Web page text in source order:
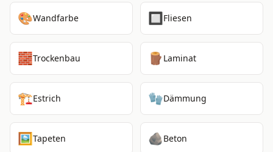
🎨Wandfarbe 🔲 Fliesen
🧱Trockenbau 🪵 Laminat
🏗️Estrich 🧤Dämmung
🖼️Tapeten 🪨Beton